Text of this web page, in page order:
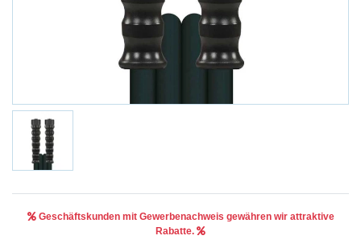
Geschäftskunden mit Gewerbenachweis gewähren wir attraktive
Rabatte.